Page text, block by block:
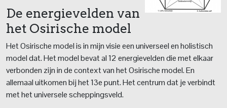
De energievelden van
het Osirische model
Het Osirische model is in mijn visie een universeel en holistisch
model dat. Het model bevat al 12 energievelden die met elkaar
verbonden zijn in de context van het Osirische model. En
allemaal uitkomen bij het 13e punt. Het centrum dat je verbindt
met het universele scheppingsveld.